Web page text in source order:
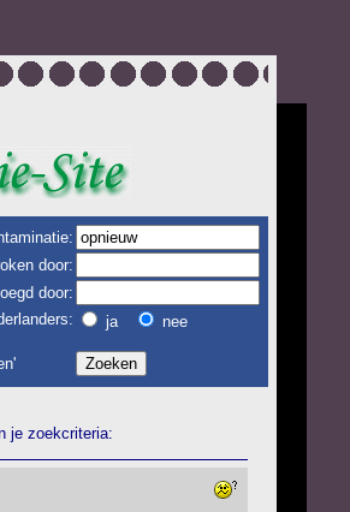
door:
door:
ja nee
je zoekcriteria: